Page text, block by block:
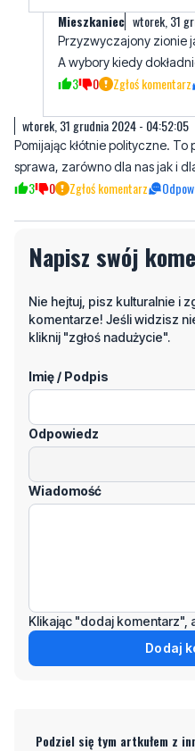
Mieszkaniec wtorek, 31
Przyzwyczajony zionie
A wybory kiedy
3 0 Zgłoś komentarz
wtorek, 31 grudnia 2024 - 04:52:05
Pomijając kłótnie polityczne.
sprawa, zarówno dla nas jak i
3 0 Zgłoś komentarz
Napisz swój
Nie hejtuj, pisz kulturalnie i
komentarze! Jeśli widzisz
kliknij "zgłoś nadużycie".
Imię / Podpis
Odpowiedz
Wiadomość
Klikając "dodaj
Dodaj
Podziel się tym artkułem z